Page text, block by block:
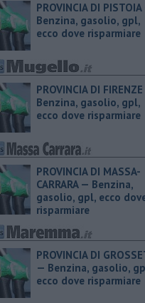
PROVINCIA DI PISTOIA
Benzina, gasolio, gpl,
ecco dove risparmiare
PROVINCIA DI FIRENZE
Benzina, gasolio, gpl,
ecco dove risparmiare
PROVINCIA DI MASSA-
CARRARA — ​Benzina,
gasolio, gpl, ecco
risparmiare
PROVINCIA DI
— ​Benzina, gasolio,
ecco dove risparmiare